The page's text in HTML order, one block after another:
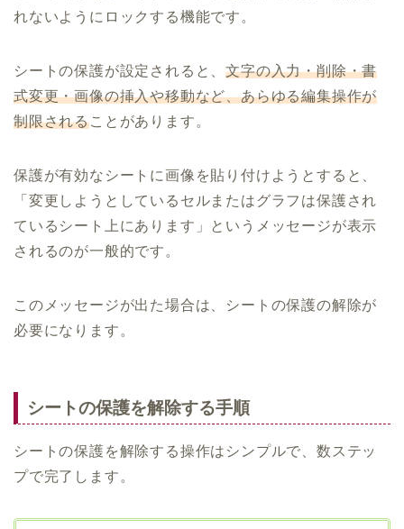
れないようにロックする機能です。
シートの保護が設定されると、文字の入力・削除・書
式変更・画像の挿入や移動など、あらゆる編集操作が
制限されることがあります。
保護が有効なシートに画像を貼り付けようとすると、
「変更しようとしているセルまたはグラフは保護され
ているシート上にあります」というメッセージが表示
されるのが一般的です。
このメッセージが出た場合は、シートの保護の解除が
必要になります。
シートの保護を解除する手順
シートの保護を解除する操作はシンプルで、数ステッ
プで完了します。